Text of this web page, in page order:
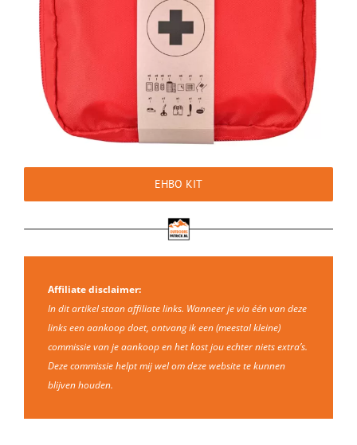
EHBO KIT
Affiliate disclaimer:
In dit artikel staan affiliate links. Wanneer je via één van deze
links een aankoop doet, ontvang ik een (meestal kleine)
commissie van je aankoop en het kost jou echter niets extra’s.
Deze commissie helpt mij wel om deze website te kunnen
blijven houden.